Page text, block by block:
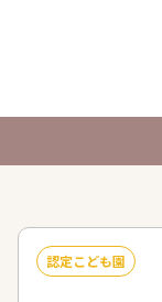
認定こども園